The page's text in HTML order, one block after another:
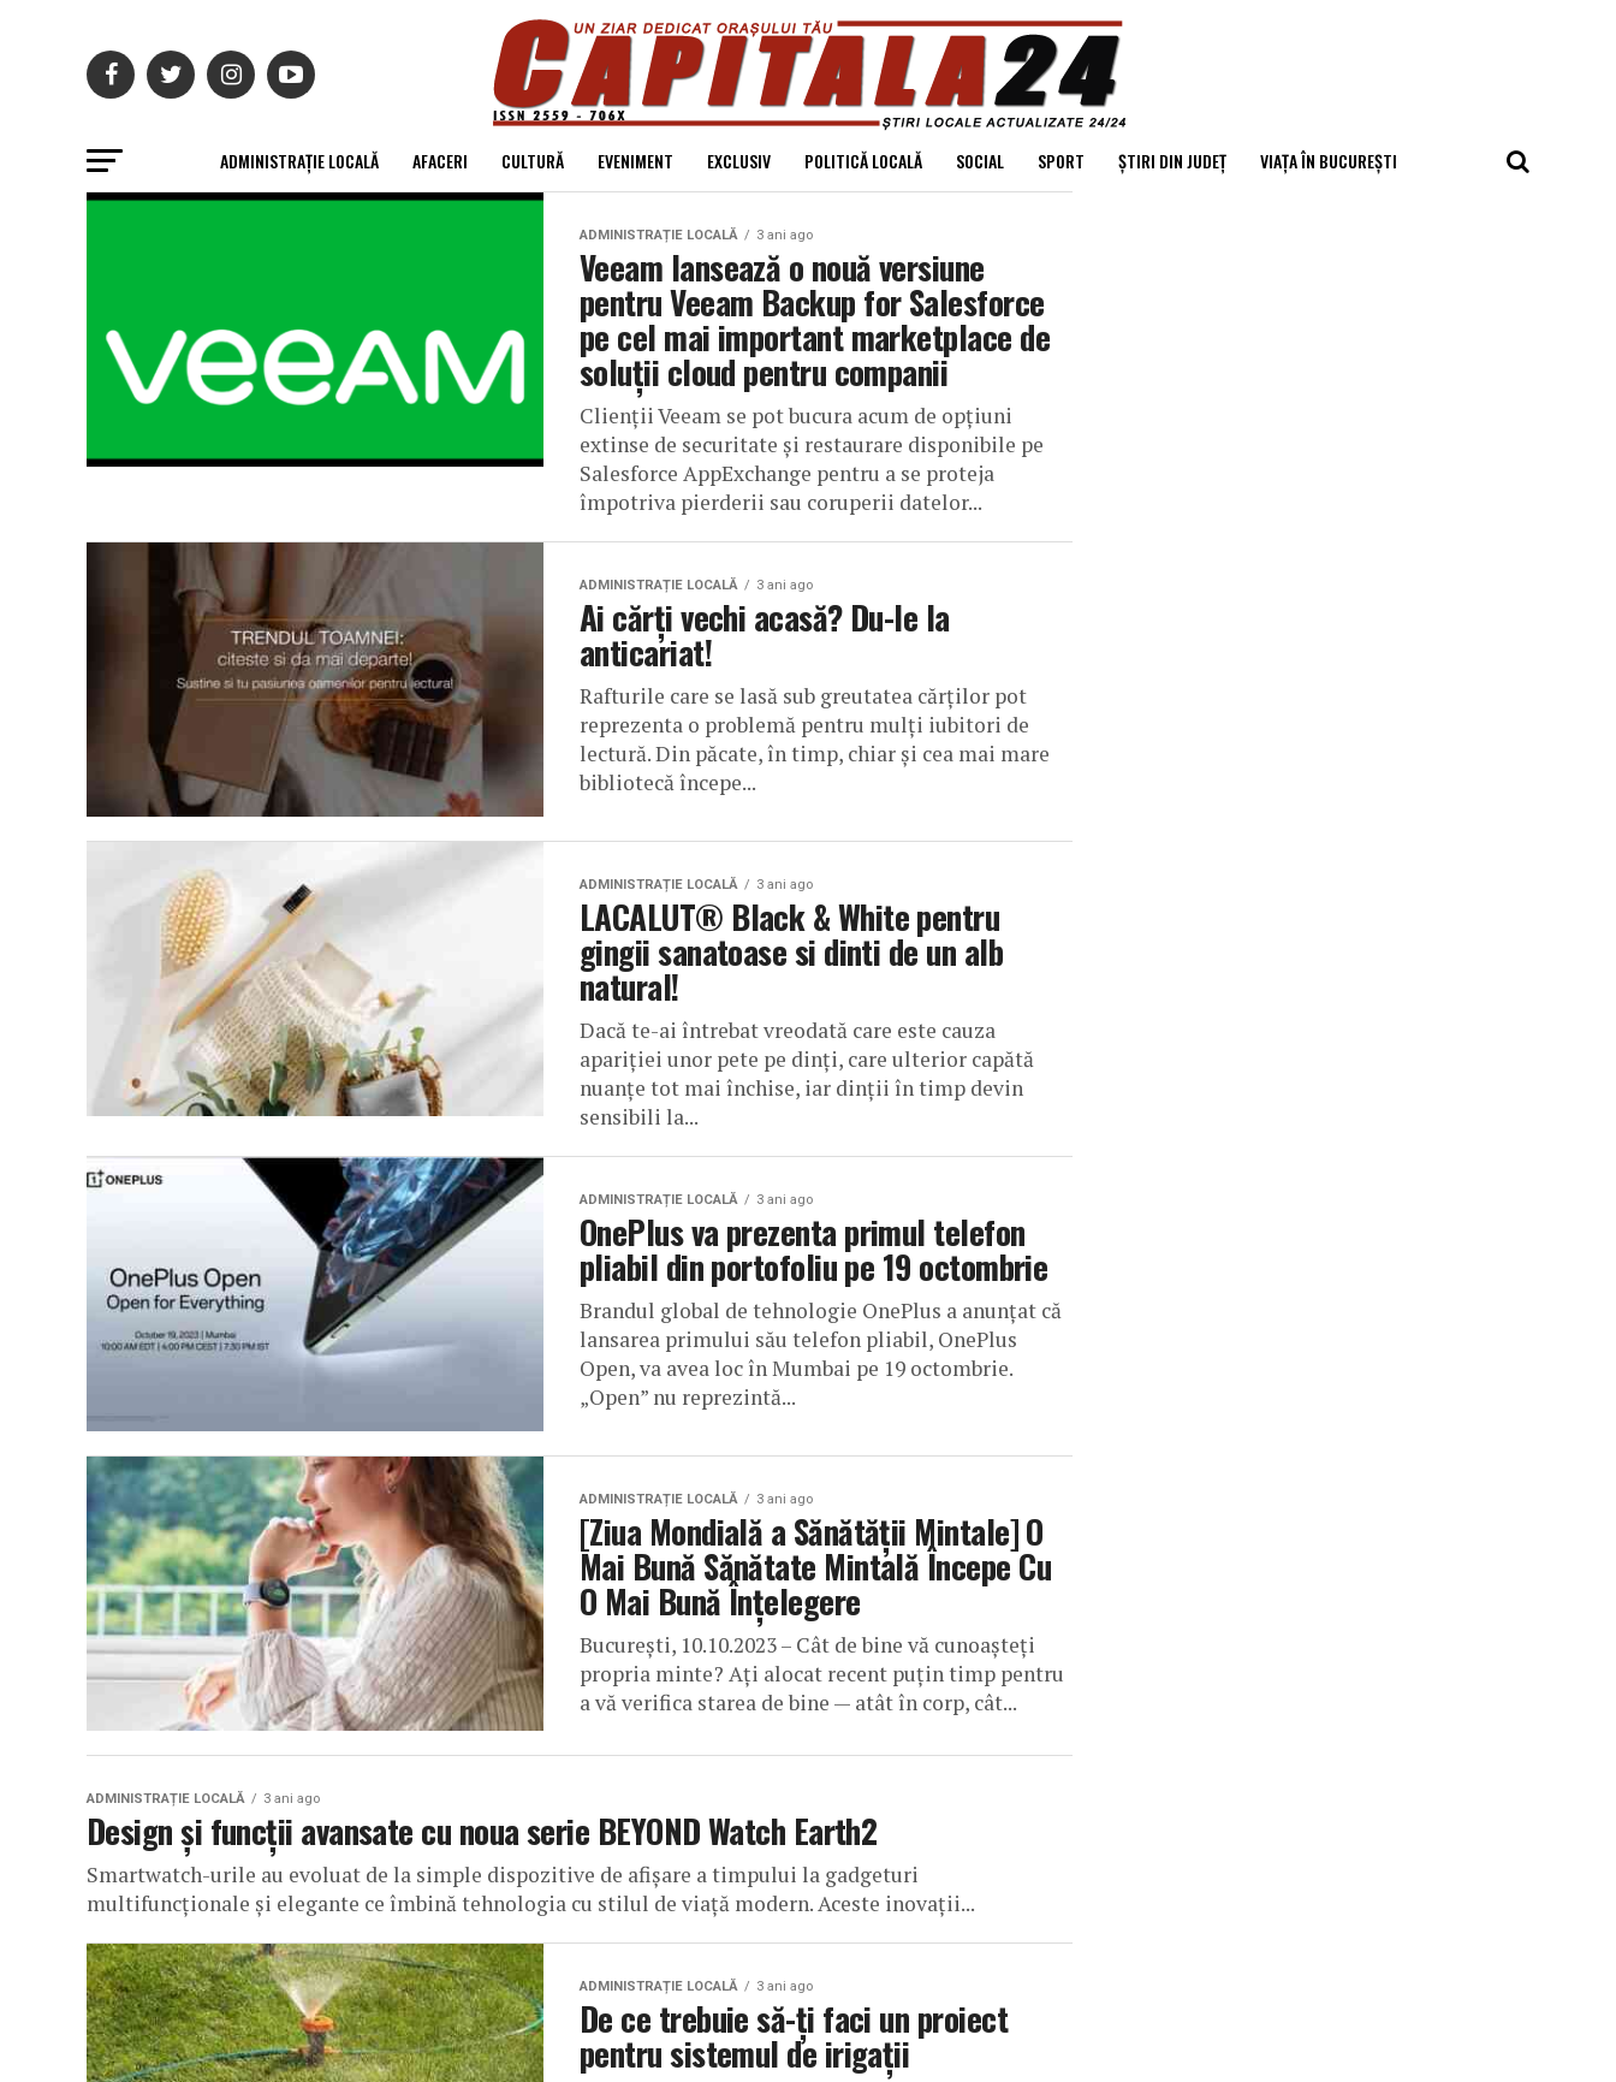
ADMINISTRAȚIE LOCALĂ AFACERI CULTURĂ EVENIMENT EXCLUSIV POLITICĂ LOCALĂ SOCIAL SPORT ȘTIRI DIN JUDEȚ VIAȚA ÎN BUCUREȘTI
ADMINISTRAȚIE LOCALĂ 3 ani ago
Veeam lansează o nouă versiune
pentru Veeam Backup for Salesforce
pe cel mai important marketplace de
soluții cloud pentru companii
Clienții Veeam se pot bucura acum de opțiuni
extinse de securitate și restaurare disponibile pe
Salesforce AppExchange pentru a se proteja
împotriva pierderii sau coruperii datelor...
ADMINISTRAȚIE LOCALĂ 3 ani ago
Ai cărți vechi acasă? Du-le la
anticariat!
Rafturile care se lasă sub greutatea cărților pot
reprezenta o problemă pentru mulți iubitori de
lectură. Din păcate, în timp, chiar și cea mai mare
bibliotecă începe...
ADMINISTRAȚIE LOCALĂ 3 ani ago
LACALUT® Black & White pentru
gingii sanatoase si dinti de un alb
natural!
Dacă te-ai întrebat vreodată care este cauza
apariției unor pete pe dinți, care ulterior capătă
nuanțe tot mai închise, iar dinții în timp devin
sensibili la...
ADMINISTRAȚIE LOCALĂ 3 ani ago
OnePlus va prezenta primul telefon
pliabil din portofoliu pe 19 octombrie
Brandul global de tehnologie OnePlus a anunțat că
lansarea primului său telefon pliabil, OnePlus
Open, va avea loc în Mumbai pe 19 octombrie.
„Open” nu reprezintă...
ADMINISTRAȚIE LOCALĂ 3 ani ago
[Ziua Mondială a Sănătății Mintale] O
Mai Bună Sănătate Mintală Începe Cu
O Mai Bună Înțelegere
București, 10.10.2023 – Cât de bine vă cunoașteți
propria minte? Ați alocat recent puțin timp pentru
a vă verifica starea de bine — atât în corp, cât...
ADMINISTRAȚIE LOCALĂ 3 ani ago
Design și funcții avansate cu noua serie BEYOND Watch Earth2
Smartwatch-urile au evoluat de la simple dispozitive de afișare a timpului la gadgeturi
multifuncționale și elegante ce îmbină tehnologia cu stilul de viață modern. Aceste inovații...
ADMINISTRAȚIE LOCALĂ 3 ani ago
De ce trebuie să-ți faci un proiect
pentru sistemul de irigații